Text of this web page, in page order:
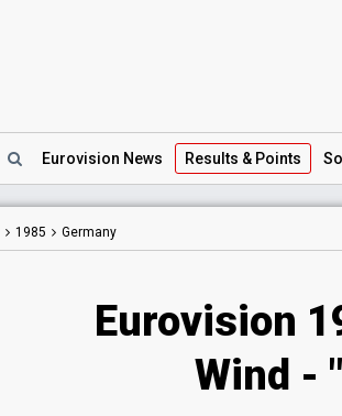
Eurovision News Results & Points
1985 Germany
Eurovision
Wind -